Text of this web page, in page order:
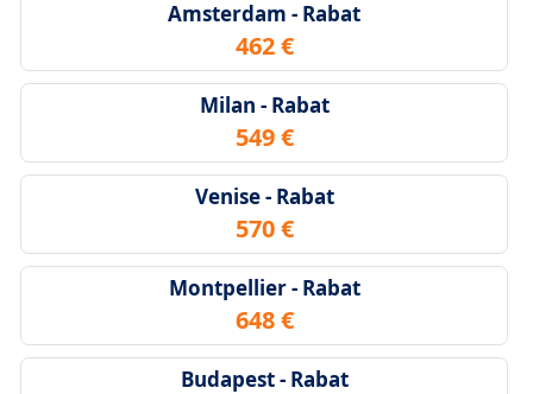
Amsterdam - Rabat
462 €
Milan - Rabat
549 €
Venise - Rabat
570 €
Montpellier - Rabat
648 €
Budapest - Rabat